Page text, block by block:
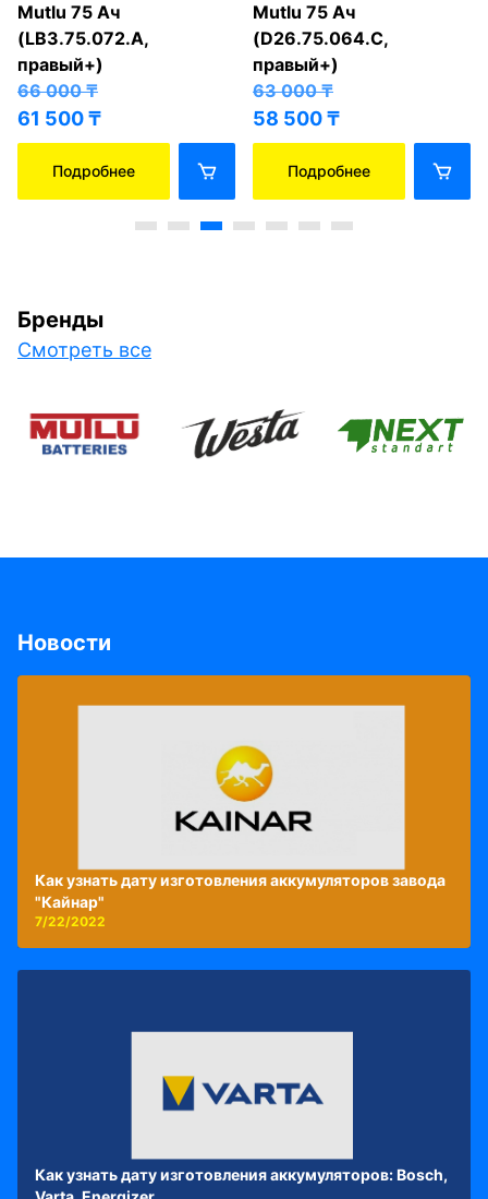
Mutlu 75 Ач
(LB3.75.072.A,
правый+)
66 000₸
61 500₸
Подробнее
Mutlu 75 Ач
(D26.75.064.C,
правый+)
63 000₸
58 500₸
Подробнее
Бренды
Смотреть все
Новости
Как узнать дату изготовления аккумуляторов завода
"Кайнар"
7/22/2022
Как узнать дату изготовления аккумуляторов: Bosch,